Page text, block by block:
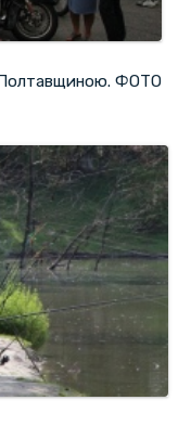
Полтавщиною. ФОТО